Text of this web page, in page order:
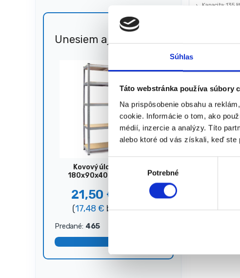
Súhlas
Táto webstránka používa súbory
Na prispôsobenie obsahu a
cookie. Informácie o tom, ako
médií, inzercie a analýzy. Títo
alebo ktoré od vás získali, keď ste
e
r
l
Potrebné
Kapacita: 135
Rozmery
15,00€
★★★★
Zobrazený
Unesiem aj 🐎 51%
Kovový úložný regál,
180x90x40 cm, 875 kg,
21,50 €
(17,48€ bez DPH)
Predané: 465